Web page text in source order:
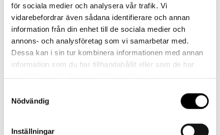
för sociala medier och analysera vår trafik. Vi
vidarebefordrar även sådana identifierare och annan
information från din enhet till de sociala medier och
annons- och analysföretag som vi samarbetar med.
Dessa kan i sin tur kombinera informationen med annan
information som du har tillhandahållit eller som de har
Nödvändig
Inställningar
Landskrona BoIS